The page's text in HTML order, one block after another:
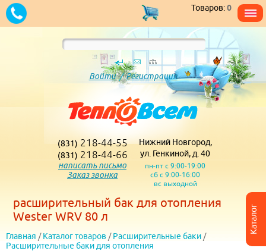
Каталог
Товаров:0
Войти/Регистрация
(831) 218-44-55
(831) 218-44-66
написать письмо
Заказ звонка
Нижний Новгород,
ул. Генкиной, д. 40
пн-пт с 9:00-19:00
сб с 9:00-16:00
вс выходной
расширительный бак для отопления
Wester WRV 80 л
Главная / Каталог товаров / Расширительные баки /
Расширительные баки для отопления